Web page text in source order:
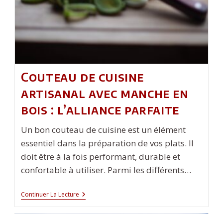
Couteau de cuisine
artisanal avec manche en
bois : l’alliance parfaite
Un bon couteau de cuisine est un élément
essentiel dans la préparation de vos plats. Il
doit être à la fois performant, durable et
confortable à utiliser. Parmi les différents…
Continuer La Lecture Couteau
De